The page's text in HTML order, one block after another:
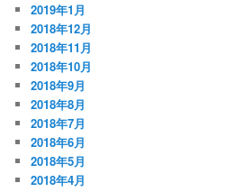
2019年1月
2018年12月
2018年11月
2018年10月
2018年9月
2018年8月
2018年7月
2018年6月
2018年5月
2018年4月